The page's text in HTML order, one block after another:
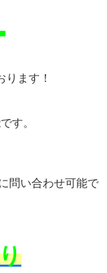
ます！
す。
問い合わせ可能で